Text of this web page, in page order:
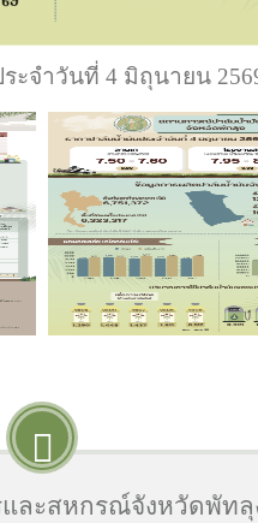
ะจำวันที่ 4 มิถุนายน
ละสหกรณ์จังหวัดพัทลุ